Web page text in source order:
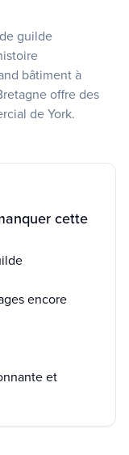
guilde
bâtiment à
offre des
de York.
cette
encore
et